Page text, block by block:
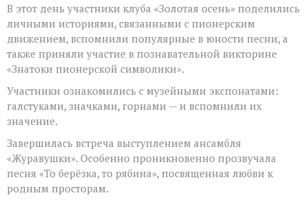
В этот день участники клуба «Золотая осень» поделились
личными историями, связанными с пионерским
движением, вспомнили популярные в юности песни, а
также приняли участие в познавательной викторине
«Знатоки пионерской символики».
Участники ознакомились с музейными экспонатами:
галстуками, значками, горнами — и вспомнили их
значение.
Завершилась встреча выступлением ансамбля
«Журавушки». Особенно проникновенно прозвучала
песня «То берёзка, то рябина», посвященная любви к
родным просторам.